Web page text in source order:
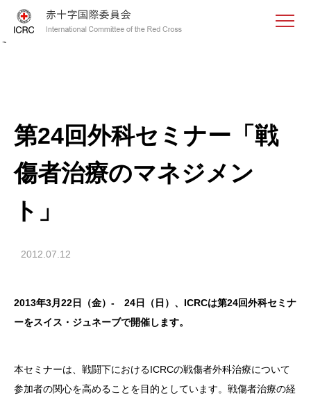
<
第24回外科セミナー「戦
傷者治療のマネジメン
ト」
2012.07.12
2013年3月22日（金）- 24日（日）、ICRCは第24回外科セミナ
ーをスイス・ジュネーブで開催します。
本セミナーは、戦闘下におけるICRCの戦傷者外科治療について
参加者の関心を高めることを目的としています。戦傷者治療の経